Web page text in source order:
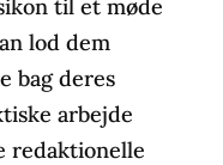
til et møde
lod dem
bag deres
arbejde
redaktionelle